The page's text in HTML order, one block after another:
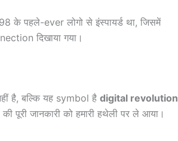
के पहले-ever लोगो से इंस्पायर्ड था, जिसमें
दिखाया गया।
है, बल्कि यह symbol है digital revolution
पूरी जानकारी को हमारी हथेली पर ले आया।